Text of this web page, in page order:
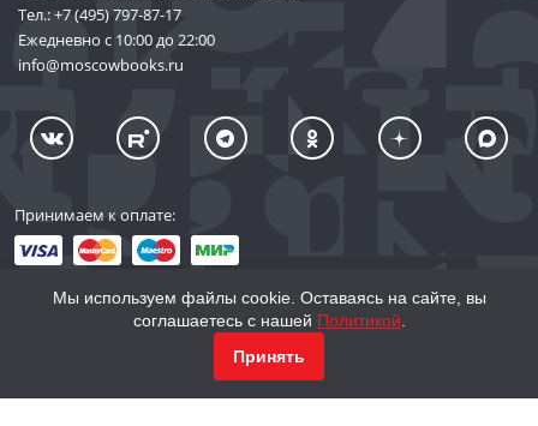
Тел.:+7 (495) 797-87-17
Ежедневно с 10:00 до 22:00
info@moscowbooks.ru
Принимаем к оплате:
© 2002–2026 «Торговый Дом Книги «МОСКВА»
Мы используем файлы cookie. Оставаясь на сайте, вы
соглашаетесь с нашей Политикой
Принять